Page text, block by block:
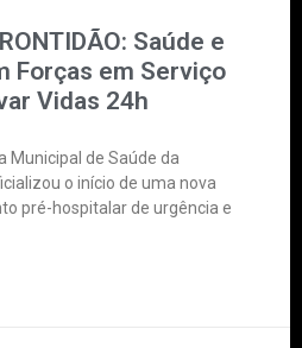
Saúde e
Forças em Serviço
Vidas 24h
Municipal de Saúde da
o início de uma nova
pré-hospitalar de urgência e